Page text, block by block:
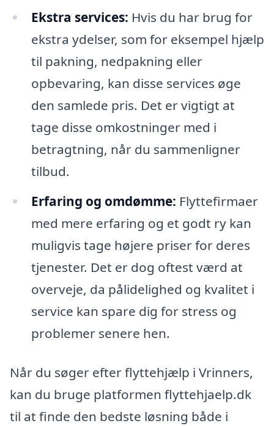
Ekstra services: Hvis du har brug for
ekstra ydelser, som for eksempel hjælp
til pakning, nedpakning eller
opbevaring, kan disse services øge
den samlede pris. Det er vigtigt at
tage disse omkostninger med i
betragtning, når du sammenligner
tilbud.
Erfaring og omdømme: Flyttefirmaer
med mere erfaring og et godt ry kan
muligvis tage højere priser for deres
tjenester. Det er dog oftest værd at
overveje, da pålidelighed og kvalitet i
service kan spare dig for stress og
problemer senere hen.
Når du søger efter flyttehjælp i Vrinners,
kan du bruge platformen flyttehjaelp.dk
til at finde den bedste løsning både i